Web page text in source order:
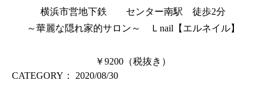
横浜市営地下鉄 センター南駅 徒歩2分
～華麗な隠れ家的サロン～ Ｌnail【エルネイル】
￥9200（税抜き）
CATEGORY：
2020/08/30